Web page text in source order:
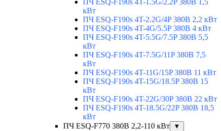
ПЧ ESQ-F190s 4T-1.5G/2.2P 380В 1,5
кВт
ПЧ ESQ-F190s 4T-2.2G/4P 380В 2,2 кВт
ПЧ ESQ-F190s 4T-4G/5.5P 380В 4 кВт
ПЧ ESQ-F190s 4T-5.5G/7.5P 380В 5,5
кВт
ПЧ ESQ-F190s 4T-7.5G/11P 380В 7,5
кВт
ПЧ ESQ-F190s 4T-11G/15P 380В 11 кВт
ПЧ ESQ-F190s 4T-15G/18.5P 380В 15
кВт
ПЧ ESQ-F190s 4T-22G/30P 380В 22 кВт
ПЧ ESQ-F190s 4T-18.5G/22P 380В 18,5
кВт
ПЧ ESQ-F770 380В 2,2-110 кВт
▼